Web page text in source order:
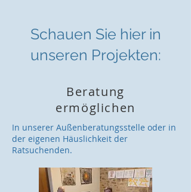
Schauen Sie hier in
unseren Projekten:
Beratung
ermöglichen
In unserer Außenberatungsstelle oder in
der eigenen Häuslichkeit der
Ratsuchenden.